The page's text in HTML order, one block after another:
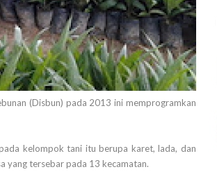
(Disbun) pada 2013 ini memprogramkan
kelompok tani itu berupa karet, lada, dan
yang tersebar pada 13 kecamatan.